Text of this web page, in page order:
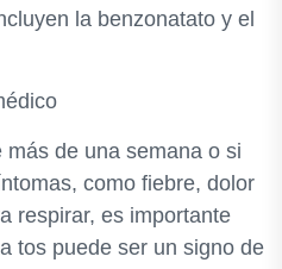
la benzonatato y el
de una semana o si
como fiebre, dolor
respirar, es importante
tos puede ser un signo de